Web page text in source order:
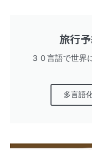
旅行
３０言語で世界
多言語